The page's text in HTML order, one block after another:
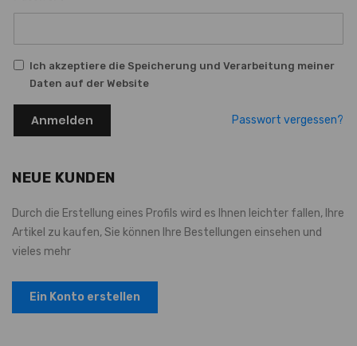
Ich akzeptiere die Speicherung und Verarbeitung meiner
Daten auf der Website
Anmelden Passwort vergessen?
NEUE KUNDEN
Durch die Erstellung eines Profils wird es Ihnen leichter fallen, Ihre
Artikel zu kaufen, Sie können Ihre Bestellungen einsehen und
vieles mehr
Ein Konto erstellen